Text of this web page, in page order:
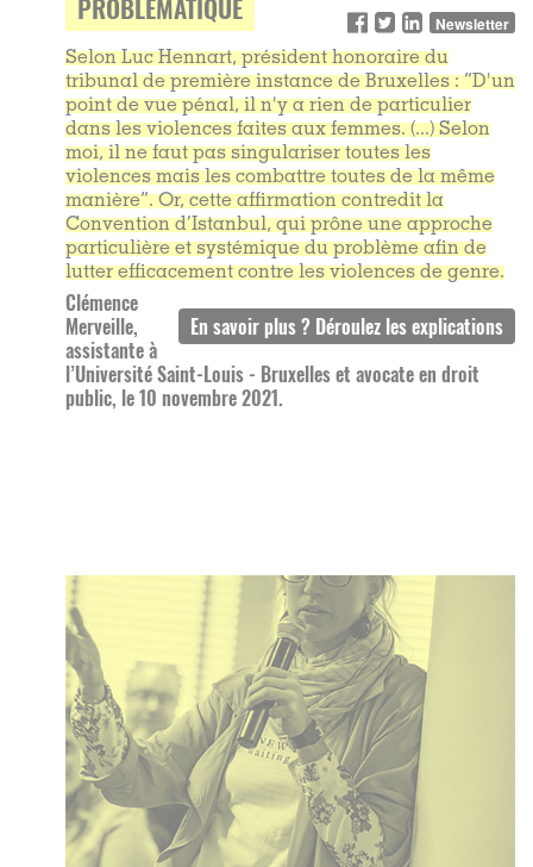
PROBLÉMATIQUE Newsletter
Selon Luc Hennart, président honoraire du
tribunal de première instance de Bruxelles : “D'un
point de vue pénal, il n'y a rien de particulier
dans les violences faites aux femmes. (...) Selon
moi, il ne faut pas singulariser toutes les
violences mais les combattre toutes de la même
manière”. Or, cette affirmation contredit la
Convention d’Istanbul, qui prône une approche
particulière et systémique du problème afin de
lutter efficacement contre les violences de genre.
Clémence
Merveille,
assistante à
l’Université Saint-Louis - Bruxelles et avocate en droit
public, le 10 novembre 2021.